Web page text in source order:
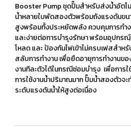
Booster Pump ชุดปั๊มสำหรับส่งน้ำอัตโ
น้ำหลายใบพัดสองตัวพร้อมถังแรงดันขน
สูงพร้อมทั้งประหยัดพลัง ควบคุมการทำ
และง่ายต่อการบำรุงรักษา พร้อมอุปกร
โหลด และ ป้องกันไฟเข้าไม่ครบเฟสสำ
สลับการทำงาน เพื่อยืดอายุการทำงานข
งานทีละตัวได้ในกรณีซ่อมบำรุง เพื่อการ
การใช้งานน้ำปริมาณมาก ปั๊มน้ำสองตัวจ
ระดับแรงดันน้ำให้สูงต่อเนื่อง